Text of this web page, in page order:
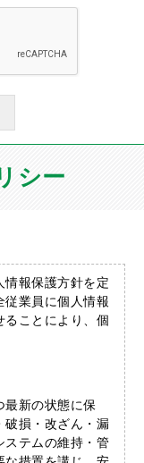
シー
情報保護方針を定
従業員に個人情報
ることにより、個
最新の状態に保
破損・改ざん・漏
ステムの維持・管